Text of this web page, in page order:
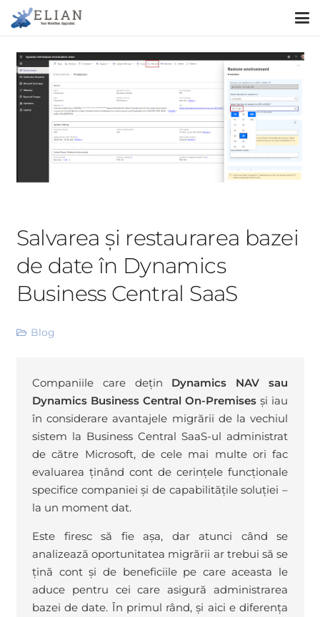
Salvarea și restaurarea bazei
de date în Dynamics
Business Central SaaS
Blog
Companiile care dețin Dynamics NAV sau
Dynamics Business Central On-Premises și iau
în considerare avantajele migrării de la vechiul
sistem la Business Central SaaS-ul administrat
de către Microsoft, de cele mai multe ori fac
evaluarea ținând cont de cerințele funcționale
specifice companiei și de capabilitățile soluției –
la un moment dat.
Este firesc să fie așa, dar atunci când se
analizează oportunitatea migrării ar trebui să se
țină cont și de beneficiile pe care aceasta le
aduce pentru cei care asigură administrarea
bazei de date. În primul rând, și aici e diferența